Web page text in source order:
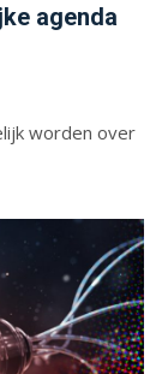
agenda
worden over